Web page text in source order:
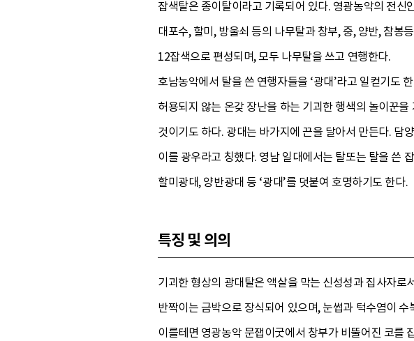
잡색탈은 종이탈이라고 기록되어 있다. 영광농악의 전
대포수, 할미, 방울쇠 등의 나무탈과 창부, 중, 양반, 참
12잡색으로 편성되며, 모두 나무탈을 쓰고 연행한다.
호남농악에서 탈을 쓴 연행자들을 ‘광대’라고 일컫기도
허용되지 않는 온갖 장난을 하는 기괴한 행색의 놀이꾼
것이기도 하다. 광대는 바가지에 끈을 달아서 만든다. 담
이를 광우라고 칭했다. 영남 일대에서는 탈또는 탈을 쓴
할미광대, 양반광대 등 ‘광대’를 덧붙여 호명하기도 한다.
특징 및 의의
기괴한 형상의 광대탈은 액살을 막는 신성성과 집사자
반짝이는 금박으로 장식되어 있으며, 눈썹과 턱수염이
이를테면 영광농악 문잽이굿에서 창부가 비뚤어진 코를